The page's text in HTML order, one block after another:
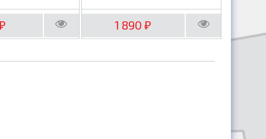
1 890₽